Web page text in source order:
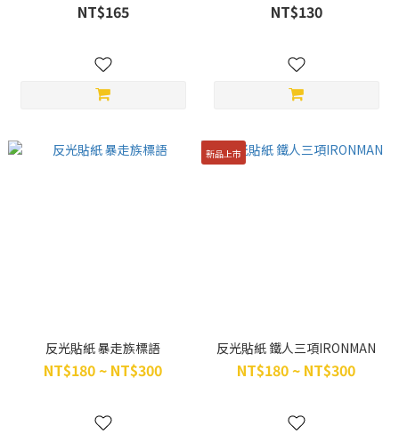
NT$165 NT$130
反光貼紙 暴走族標語
NT$180 ~ NT$300
新品上市
反光貼紙 鐵人三項IRONMAN
NT$180 ~ NT$300